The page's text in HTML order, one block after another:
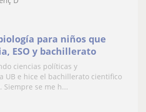
para niños que
ESO y bachillerato
ciencias políticas y
UB e hice el bachillerato cientifico
Siempre se me h...